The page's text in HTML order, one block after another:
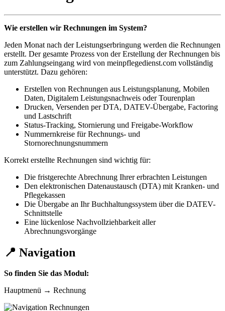
Wie erstellen wir Rechnungen im System?
Jeden Monat nach der Leistungserbringung werden die Rechnungen
erstellt. Der gesamte Prozess von der Erstellung der Rechnungen bis
zum Zahlungseingang wird von meinpflegedienst.com vollständig
unterstützt. Dazu gehören:
Erstellen von Rechnungen aus Leistungsplanung, Mobilen
Daten, Digitalem Leistungsnachweis oder Tourenplan
Drucken, Versenden per DTA, DATEV-Übergabe, Factoring
und Lastschrift
Status-Tracking, Stornierung und Freigabe-Workflow
Nummernkreise für Rechnungs- und
Stornorechnungsnummern
Korrekt erstellte Rechnungen sind wichtig für:
Die fristgerechte Abrechnung Ihrer erbrachten Leistungen
Den elektronischen Datenaustausch (DTA) mit Kranken- und
Pflegekassen
Die Übergabe an Ihr Buchhaltungssystem über die DATEV-
Schnittstelle
Eine lückenlose Nachvollziehbarkeit aller
Abrechnungsvorgänge
📍 Navigation
So finden Sie das Modul:
Hauptmenü → Rechnung